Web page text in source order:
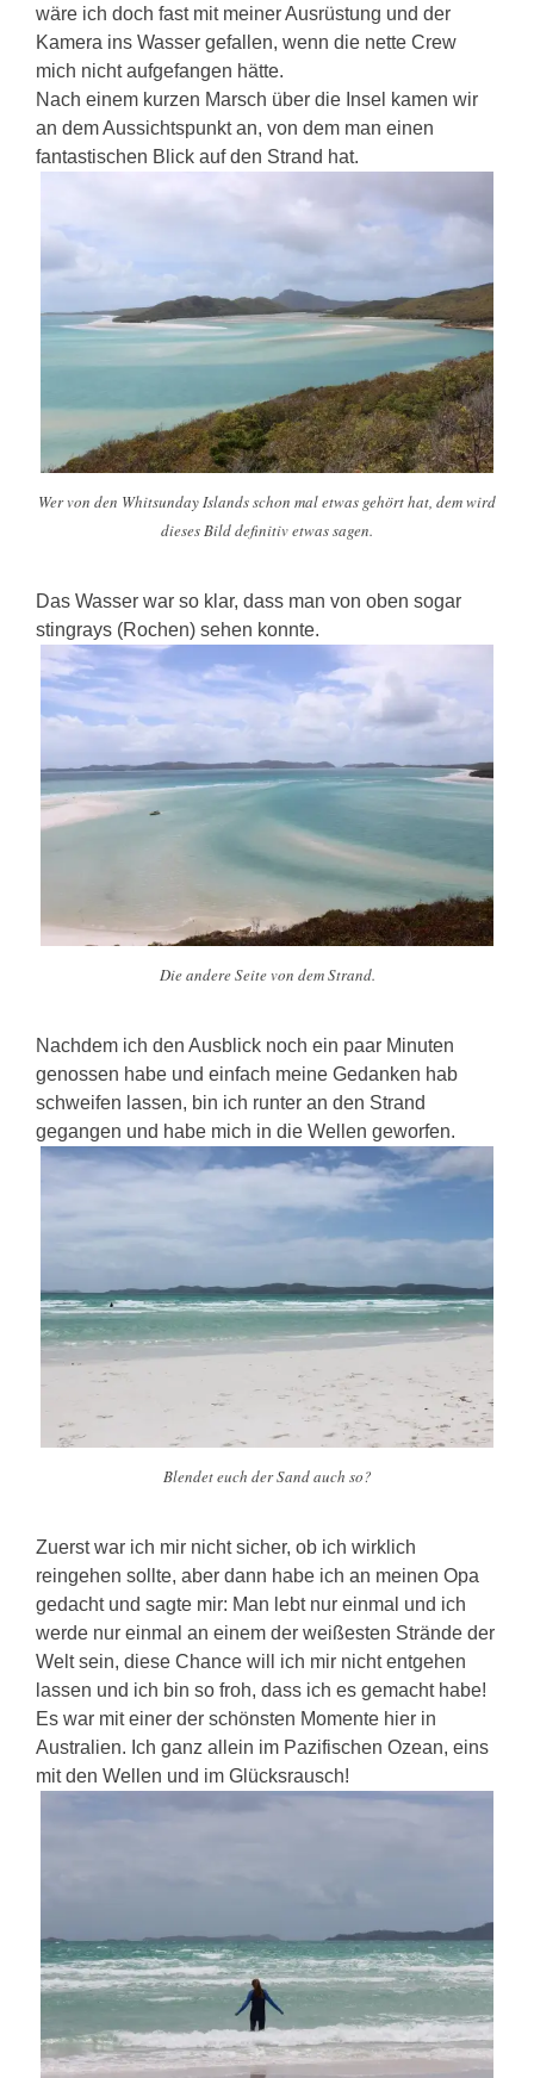
wäre ich doch fast mit meiner Ausrüstung und der
Kamera ins Wasser gefallen, wenn die nette Crew
mich nicht aufgefangen hätte.
Nach einem kurzen Marsch über die Insel kamen wir
an dem Aussichtspunkt an, von dem man einen
fantastischen Blick auf den Strand hat.
Wer von den Whitsunday Islands schon mal etwas gehört hat, dem wird
dieses Bild definitiv etwas sagen.
Das Wasser war so klar, dass man von oben sogar
stingrays (Rochen) sehen konnte.
Die andere Seite von dem Strand.
Nachdem ich den Ausblick noch ein paar Minuten
genossen habe und einfach meine Gedanken hab
schweifen lassen, bin ich runter an den Strand
gegangen und habe mich in die Wellen geworfen.
Blendet euch der Sand auch so?
Zuerst war ich mir nicht sicher, ob ich wirklich
reingehen sollte, aber dann habe ich an meinen Opa
gedacht und sagte mir: Man lebt nur einmal und ich
werde nur einmal an einem der weißesten Strände der
Welt sein, diese Chance will ich mir nicht entgehen
lassen und ich bin so froh, dass ich es gemacht habe!
Es war mit einer der schönsten Momente hier in
Australien. Ich ganz allein im Pazifischen Ozean, eins
mit den Wellen und im Glücksrausch!